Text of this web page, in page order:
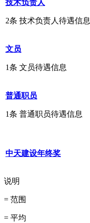
技术负责人
2条 技术负责人待遇信息
文员
1条 文员待遇信息
普通职员
1条 普通职员待遇信息
中天建设年终奖
说明
= 范围
= 平均